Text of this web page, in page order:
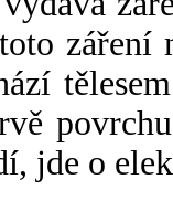
záření
jde o